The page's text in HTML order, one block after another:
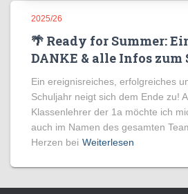
2025/26
🌴 Ready for Summer:
DANKE & alle Infos zum
Ein ereignisreiches, erfolgreiches
Schuljahr neigt sich dem Ende zu!
Klassenlehrer der 1a möchte ich
auch im Namen des gesamten
Herzen bei Weiterlesen